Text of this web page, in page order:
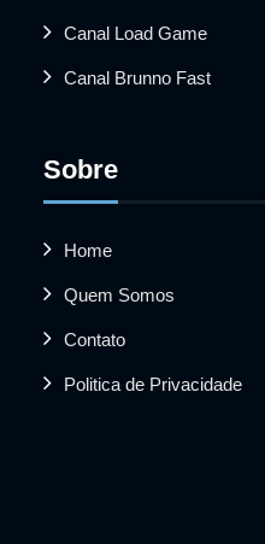
Canal Load Game
Canal Brunno Fast
Sobre
Home
Quem Somos
Contato
Politica de Privacidade